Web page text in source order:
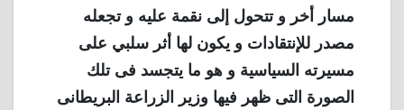
مسار أخر و تتحول إلى نقمة عليه و تجعله
مصدر للإنتقادات و يكون لها أثر سلبي على
مسيرته السياسية و هو ما يتجسد فى تلك
الصورة التى ظهر فيها وزير الزراعة البريطانى